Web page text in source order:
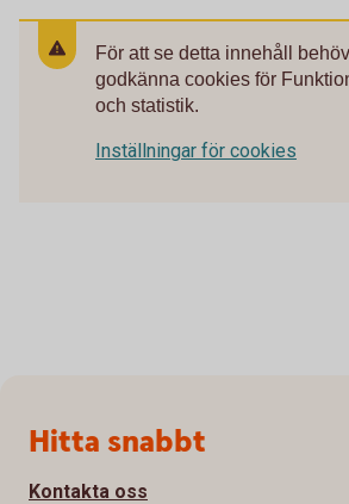
För att se detta innehåll
godkänna cookies för
och statistik.
Inställningar för cookies
Sidfot
Hitta snabbt
Kontakta oss